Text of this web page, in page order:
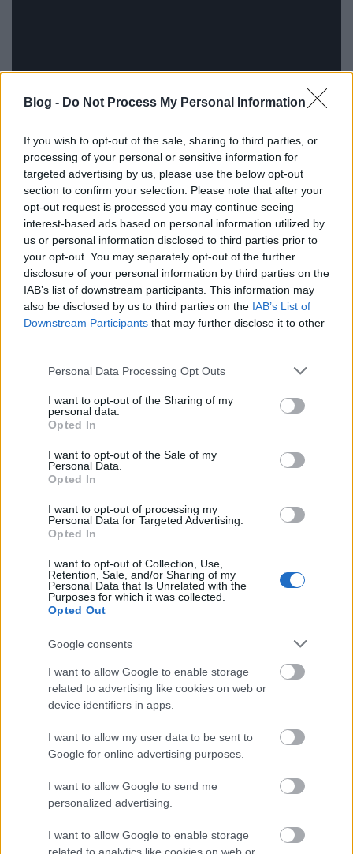
Blog - Do Not Process My Personal Information
If you wish to opt-out of the sale, sharing to third parties, or
processing of your personal or sensitive information for
targeted advertising by us, please use the below opt-out
section to confirm your selection. Please note that after your
opt-out request is processed you may continue seeing
interest-based ads based on personal information utilized by
us or personal information disclosed to third parties prior to
your opt-out. You may separately opt-out of the further
disclosure of your personal information by third parties on the
IAB’s list of downstream participants. This information may
also be disclosed by us to third parties on the IAB’s List of
Downstream Participants that may further disclose it to other
Please note that this website/app uses one or more Google
not limited to your visit or usage behaviour. You may click to
grant or deny consent to Google and its third-party tags to
use your data for below specified purposes in below Google
consent section.
Personal Data Processing Opt Outs
I want to opt-out of the Sharing of my
personal data.
Opted In
I want to opt-out of the Sale of my
Personal Data.
Opted In
I want to opt-out of processing my
Personal Data for Targeted Advertising.
Opted In
I want to opt-out of Collection, Use,
Retention, Sale, and/or Sharing of my
Personal Data that Is Unrelated with the
Purposes for which it was collected.
Opted Out
Google consents
I want to allow Google to enable storage
related to advertising like cookies on web or
device identifiers in apps.
I want to allow my user data to be sent to
Google for online advertising purposes.
I want to allow Google to send me
personalized advertising.
I want to allow Google to enable storage
Hozzávalók:
250 g Gyermelyi búzafinomliszt
1 db Gyermelyi tojás
250 g cukor
120 g margarin
3 dl tej
1 csomag sütőpor
1 citrom reszelt héja
4 ek kakaópor
fél-1 bögre mazsola
Elkészítés:
összekeverjük, hozzáadjuk a citrom héját és levét, a
tejet és a kakaót, majd hozzá keverjük a lisztet végül
formába öntjük a masszát, és betesszük a sütőbe,
lassú tűzön sülni. Szúrópróbával ellenőrizzük fél
óránként, hogy megsült-e a tészta közepe is.
Tálalhatjuk kihűlés után porcukorral meghintve,
vagy bekenhetjük tortabevonóval is, amire reszelt
csokoládét szórhatunk.
Jó étvágyat!
Készíts azünnepekre hústortát , imádni fogod!
-KockacZukor-